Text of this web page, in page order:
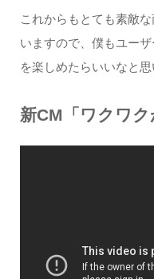
これからもとても素敵
いますので、僕もユー
を楽しめたらいいなと思
新CM「ワクワ